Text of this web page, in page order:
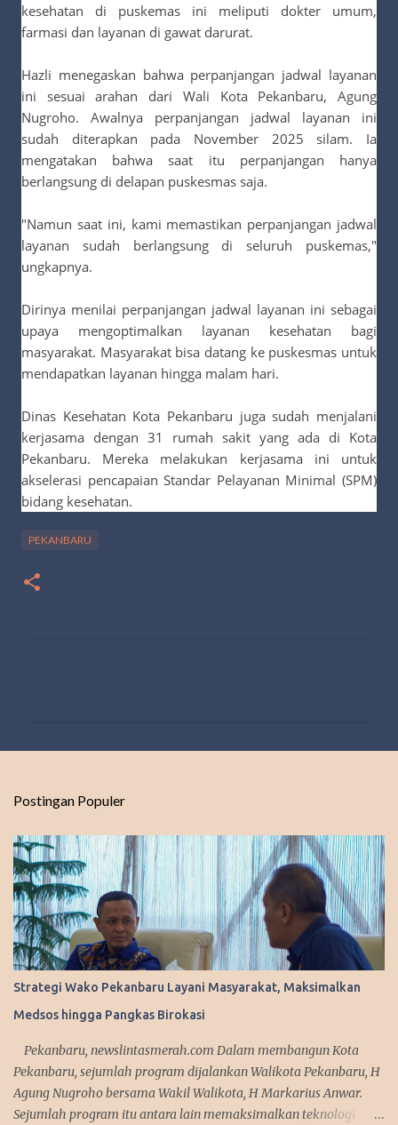
kesehatan di puskemas ini meliputi dokter umum,
farmasi dan layanan di gawat darurat.
Hazli menegaskan bahwa perpanjangan jadwal layanan
ini sesuai arahan dari Wali Kota Pekanbaru, Agung
Nugroho. Awalnya perpanjangan jadwal layanan ini
sudah diterapkan pada November 2025 silam. Ia
mengatakan bahwa saat itu perpanjangan hanya
berlangsung di delapan puskesmas saja.
"Namun saat ini, kami memastikan perpanjangan jadwal
layanan sudah berlangsung di seluruh puskemas,"
ungkapnya.
Dirinya menilai perpanjangan jadwal layanan ini sebagai
upaya mengoptimalkan layanan kesehatan bagi
masyarakat. Masyarakat bisa datang ke puskesmas untuk
mendapatkan layanan hingga malam hari.
Dinas Kesehatan Kota Pekanbaru juga sudah menjalani
kerjasama dengan 31 rumah sakit yang ada di Kota
Pekanbaru. Mereka melakukan kerjasama ini untuk
akselerasi pencapaian Standar Pelayanan Minimal (SPM)
bidang kesehatan.
PEKANBARU
r
Postingan Populer
Strategi Wako Pekanbaru Layani Masyarakat, Maksimalkan
Medsos hingga Pangkas Birokasi
Pekanbaru, newslintasmerah.com Dalam membangun Kota
Pekanbaru, sejumlah program dijalankan Walikota Pekanbaru, H
Agung Nugroho bersama Wakil Walikota, H Markarius Anwar.
Sejumlah program itu antara lain memaksimalkan teknologi